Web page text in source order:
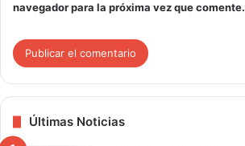
navegador para la próxima vez que comente.
Últimas Noticias